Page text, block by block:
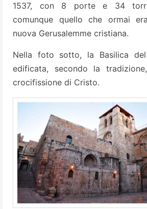
1537, con 8 porte e 34
comunque quello che ormai
nuova Gerusalemme cristiana.
Nella foto sotto, la Basilica del
edificata, secondo la
crocifissione di Cristo.